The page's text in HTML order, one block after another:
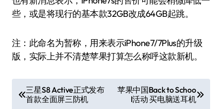
些，或是将现行的基本款32GB改成64GB起跳。
注：此命名为暂称，用来表示iPhone7/7Plus的升级
版，实际上并不清楚苹果打算怎么称呼这款新机。
章
三星S8 Active正式发布
首款全面屏三防机
苹果中国Back to Schoo
l活动 买电脑送耳机